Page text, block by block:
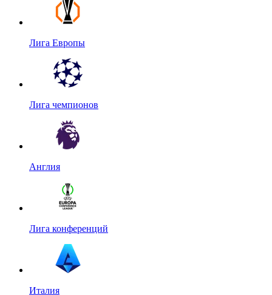
Лига Европы
Лига чемпионов
Англия
Лига конференций
Италия